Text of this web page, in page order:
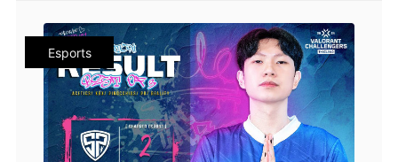
Valorant_Episode_9 #VALORANT_Episode_9_act_1
VALORANT_Episode_9_ACT_I #valorant_news
valorant_แพทใหม่
VALORANT_Challengers_2024:_Thailand_Split_2
VCT_2024_Split_2 #VCT_2024
VALORANT_Challengers_2024_Split_2
ทีมvalorant
valorantทีมไทย #Riot #เกมriotgames #MiTH #mith
mith_valorant #mith.valorant #FullSense
Esports